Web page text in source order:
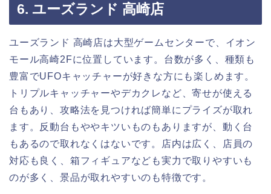
6. ユーズランド 高崎店
ユーズランド 高崎店は大型ゲームセンターで、イオン
モール高崎2Fに位置しています。台数が多く、種類も
豊富でUFOキャッチャーが好きな方にも楽しめます。
トリプルキャッチャーやデカクレなど、寄せが使える
台もあり、攻略法を見つければ簡単にプライズが取れ
ます。反動台もややキツいものもありますが、動く台
もあるので取れなくはないです。店内は広く、店員の
対応も良く、箱フィギュアなども実力で取りやすいも
のが多く、景品が取れやすいのも特徴です。